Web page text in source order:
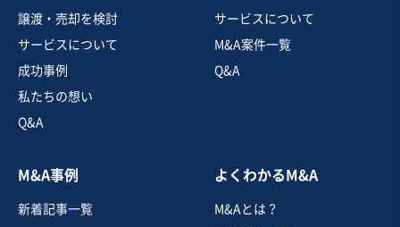
譲渡・売却を検討
サービスについて
成功事例
私たちの想い
Q&A
サービスについて
M&A案件一覧
Q&A
M&A事例
新着記事一覧
よくわかるM&A
M&Aとは？